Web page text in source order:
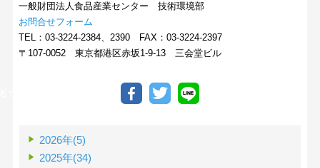
一般財団法人食品産業センター 技術環境部
お問合せフォーム
TEL：03-3224-2384、2390 FAX：03-3224-2397
〒107-0052 東京都港区赤坂1-9-13 三会堂ビル
2026年(5)
2025年(34)